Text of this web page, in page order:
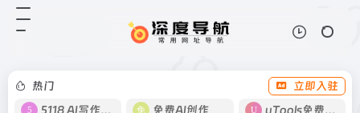
热门
立即入驻
5118 AI写作工具
免费AI创作 uTools免费工具箱
家养动物种质资源